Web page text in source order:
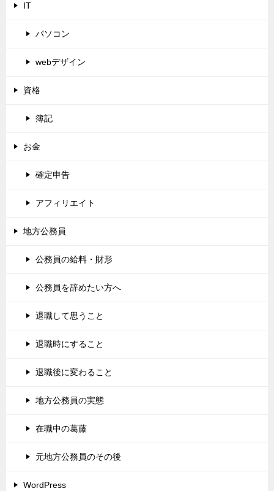
IT
パソコン
webデザイン
資格
簿記
お金
確定申告
アフィリエイト
地方公務員
公務員の給料・財形
公務員を辞めたい方へ
退職して思うこと
退職時にすること
退職後に変わること
地方公務員の実態
在職中の葛藤
元地方公務員のその後
WordPress